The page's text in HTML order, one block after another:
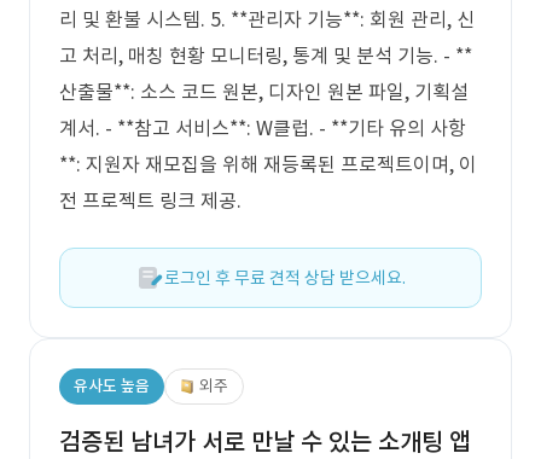
리 및 환불 시스템. 5. **관리자 기능**: 회원 관리, 신
고 처리, 매칭 현황 모니터링, 통계 및 분석 기능. - **
산출물**: 소스 코드 원본, 디자인 원본 파일, 기획설
계서. - **참고 서비스**: W클럽. - **기타 유의 사항
**: 지원자 재모집을 위해 재등록된 프로젝트이며, 이
전 프로젝트 링크 제공.
로그인 후 무료 견적 상담 받으세요.
유사도 높음 외주
검증된 남녀가 서로 만날 수 있는 소개팅 앱